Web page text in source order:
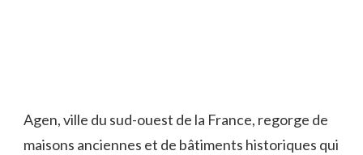
Agen, ville du sud-ouest de la France, regorge de
maisons anciennes et de bâtiments historiques qui